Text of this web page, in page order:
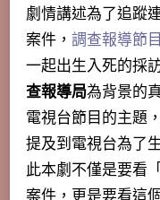
劇情講述為了追蹤
案件， 調查報導節
一起出生入死的採
查報導局為背景的
電視台節目的主題
提及到電視台為了
此本劇不僅是要看